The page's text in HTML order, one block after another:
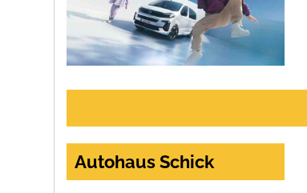
Autohaus Schick